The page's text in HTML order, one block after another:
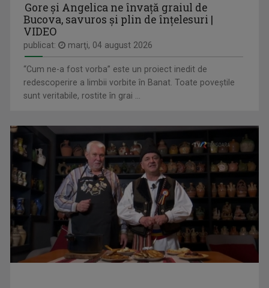
CU CĂRȚILE PE FAȚĂ
O emisiune despre cultură și creatorii ...
MARIA CINAR-JIGA
Jurnalist TV senior, TVR Cluj. Interesată de ...
LIANA GOȚA
Compozitor și realizator TVR. Din 2011 până în ...
Gore și Angelica ne învață graiul de
Bucova, savuros și plin de înțelesuri |
VIDEO
publicat: marţi, 04 august 2026
“Cum ne-a fost vorba” este un proiect inedit de
redescoperire a limbii vorbite în Banat. Toate poveștile
sunt veritabile, rostite în grai ...